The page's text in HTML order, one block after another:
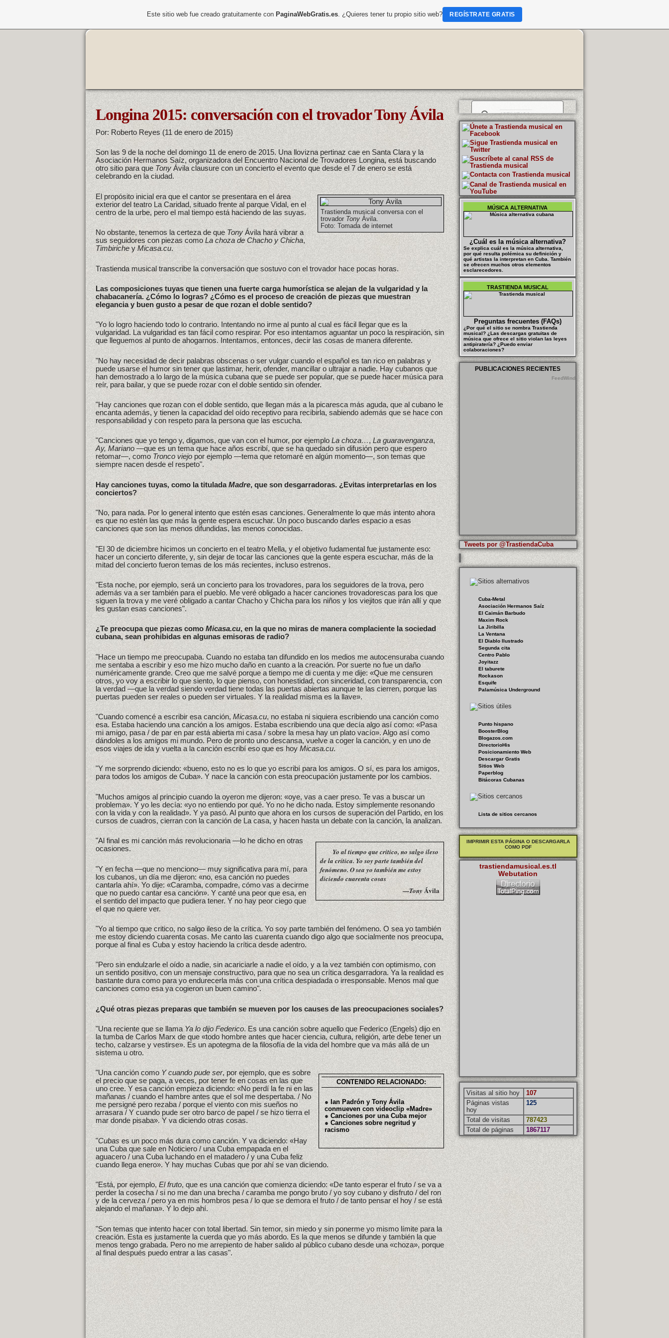
Longina 2015: conversación con el trovador Tony Ávila
Por: Roberto Reyes (11 de enero de 2015)
Son las 9 de la noche del domingo 11 de enero de 2015. Una llovizna pertinaz cae en Santa Clara y la
Asociación Hermanos Saíz, organizadora del Encuentro Nacional de Trovadores Longina, está buscando
otro sitio para queTonyÁvila clausure con un concierto el evento que desde el 7 de enero se está
celebrando en la ciudad.
Trastienda musical conversa con el
trovador Tony Ávila.
Foto: Tomada de internet
El propósito inicial era que el cantor se presentara en el área
exterior del teatro La Caridad, situado frente al parque Vidal, en el
centro de la urbe, pero el mal tiempo está haciendo de las suyas.
No obstante, tenemos la certeza de queTonyÁvila hará vibrar a
sus seguidores con piezas comoLa choza de Chacho y Chicha,
Timbiriche yMicasa.cu.
Trastienda musical transcribe la conversación que sostuvo con el trovador hace pocas horas.
Las composiciones tuyas que tienen una fuerte carga humorística se alejan de la vulgaridad y la
chabacanería. ¿Cómo lo logras? ¿Cómo es el proceso de creación de piezas que muestran
elegancia y buen gusto a pesar de que rozan el doble sentido?
"Yo lo logro haciendo todo lo contrario. Intentando no irme al punto al cual es fácil llegar que es la
vulgaridad. La vulgaridad es tan fácil como respirar. Por eso intentamos aguantar un poco la respiración, sin
que lleguemos al punto de ahogarnos. Intentamos, entonces, decir las cosas de manera diferente.
"No hay necesidad de decir palabras obscenas o ser vulgar cuando el español es tan rico en palabras y
puede usarse el humor sin tener que lastimar, herir, ofender, mancillar o ultrajar a nadie. Hay cubanos que
han demostrado a lo largo de la música cubana que se puede ser popular, que se puede hacer música para
reír, para bailar, y que se puede rozar con el doble sentido sin ofender.
"Hay canciones que rozan con el doble sentido, que llegan más a la picaresca más aguda, que al cubano le
encanta además, y tienen la capacidad del oído receptivo para recibirla, sabiendo además que se hace con
responsabilidad y con respeto para la persona que las escucha.
"Canciones que yo tengo y, digamos, que van con el humor, por ejemploLa choza…,La guaravenganza,
Ay, Mariano —que es un tema que hace años escribí, que se ha quedado sin difusión pero que espero
retomar—, comoTronco viejopor ejemplo —tema que retomaré en algún momento—, son temas que
siempre nacen desde el respeto".
Hay canciones tuyas, como la tituladaMadre, que son desgarradoras. ¿Evitas interpretarlas en los
conciertos?
"No, para nada. Por lo general intento que estén esas canciones. Generalmente lo que más intento ahora
es que no estén las que más la gente espera escuchar. Un poco buscando darles espacio a esas
canciones que son las menos difundidas, las menos conocidas.
"El 30 de diciembre hicimos un concierto en el teatro Mella, y el objetivo fudamental fue justamente eso:
hacer un concierto diferente, y, sin dejar de tocar las canciones que la gente espera escuchar, más de la
mitad del concierto fueron temas de los más recientes, incluso estrenos.
"Esta noche, por ejemplo, será un concierto para los trovadores, para los seguidores de la trova, pero
además va a ser también para el pueblo. Me veré obligado a hacer canciones trovadorescas para los que
siguen la trova y me veré obligado a cantar Chacho y Chicha para los niños y los viejitos que irán allí y que
les gustan esas canciones".
¿Te preocupa que piezas comoMicasa.cu, en la que no miras de manera complaciente la sociedad
cubana, sean prohibidas en algunas emisoras de radio?
"Hace un tiempo me preocupaba. Cuando no estaba tan difundido en los medios me autocensuraba cuando
me sentaba a escribir y eso me hizo mucho daño en cuanto a la creación. Por suerte no fue un daño
numéricamente grande. Creo que me salvé porque a tiempo me di cuenta y me dije: «Que me censuren
otros, yo voy a escribir lo que siento, lo que pienso, con honestidad, con sinceridad, con transparencia, con
la verdad —que la verdad siendo verdad tiene todas las puertas abiertas aunque te las cierren, porque las
puertas pueden ser reales o pueden ser virtuales. Y la realidad misma es la llave».
"Cuando comencé a escribir esa canción, Micasa.cu, no estaba ni siquiera escribiendo una canción como
esa. Estaba haciendo una canción a los amigos. Estaba escribiendo una que decía algo así como: «Pasa
mi amigo, pasa / de par en par está abierta mi casa / sobre la mesa hay un plato vacío». Algo así como
dándoles a los amigos mi mundo. Pero de pronto uno descansa, vuelve a coger la canción, y en uno de
esos viajes de ida y vuelta a la canción escribí eso que es hoyMicasa.cu.
"Y me sorprendo diciendo: «bueno, esto no es lo que yo escribí para los amigos. O sí, es para los amigos,
para todos los amigos de Cuba». Y nace la canción con esta preocupación justamente por los cambios.
"Muchos amigos al principio cuando la oyeron me dijeron: «oye, vas a caer preso. Te vas a buscar un
problema». Y yo les decía: «yo no entiendo por qué. Yo no he dicho nada. Estoy simplemente resonando
con la vida y con la realidad». Y ya pasó. Al punto que ahora en los cursos de superación del Partido, en los
cursos de cuadros, cierran con la canción de La casa, y hacen hasta un debate con la canción, la analizan.
Yo al tiempo que critico, no salgo ileso
de la crítica. Yo soy parte también del
fenómeno. O sea yo también me estoy
diciendo cuarenta cosas
—TonyÁvila
"Al final es mi canción más revolucionaria —lo he dicho en otras
ocasiones.
"Y en fecha —que no menciono— muy significativa para mí, para
los cubanos, un día me dijeron: «no, esa canción no puedes
cantarla ahí». Yo dije: «Caramba, compadre, cómo vas a decirme
que no puedo cantar esa canción». Y canté una peor que esa, en
el sentido del impacto que pudiera tener. Y no hay peor ciego que
el que no quiere ver.
"Yo al tiempo que critico, no salgo ileso de la crítica. Yo soy parte también del fenómeno. O sea yo también
me estoy diciendo cuarenta cosas. Me canto las cuarenta cuando digo algo que socialmente nos preocupa,
porque al final es Cuba y estoy haciendo la crítica desde adentro.
"Pero sin endulzarle el oído a nadie, sin acariciarle a nadie el oído, y a la vez también con optimismo, con
un sentido positivo, con un mensaje constructivo, para que no sea un crítica desgarradora. Ya la realidad es
bastante dura como para yo endurecerla más con una crítica despiadada o irresponsable. Menos mal que
canciones como esa ya cogieron un buen camino".
¿Qué otras piezas preparas que también se mueven por los causes de las preocupaciones sociales?
"Una reciente que se llamaYa lo dijo Federico. Es una canción sobre aquello que Federico (Engels) dijo en
la tumba de Carlos Marx de que «todo hombre antes que hacer ciencia, cultura, religión, arte debe tener un
techo, calzarse y vestirse». Es un apotegma de la filosofía de la vida del hombre que va más allá de un
sistema u otro.
CONTENIDO RELACIONADO:
●Ian Padrón y Tony Ávila
conmueven con videoclip «Madre»
● Canciones por una Cuba mejor
●Canciones sobre negritud y
racismo
"Una canción comoY cuando pude ser, por ejemplo, que es sobre
el precio que se paga, a veces, por tener fe en cosas en las que
uno cree. Y esa canción empieza diciendo: «No perdí la fe ni en las
mañanas / cuando el hambre antes que el sol me despertaba. / No
me persigné pero rezaba / porque el viento con mis sueños no
arrasara / Y cuando pude ser otro barco de papel / se hizo tierra el
mar donde pisaba». Y va diciendo otras cosas.
"Cubases un poco más dura como canción. Y va diciendo: «Hay
una Cuba que sale en Noticiero / una Cuba empapada en el
aguacero / una Cuba luchando en el matadero / y una Cuba feliz
cuando llega enero». Y hay muchas Cubas que por ahí se van diciendo.
"Está, por ejemplo, El fruto, que es una canción que comienza diciendo: «De tanto esperar el fruto / se va a
perder la cosecha / si no me dan una brecha / caramba me pongo bruto / yo soy cubano y disfruto / del ron
y de la cerveza / pero ya en mis hombros pesa / lo que se demora el fruto / de tanto pensar el hoy / se está
alejando el mañana». Y lo dejo ahí.
"Son temas que intento hacer con total libertad. Sin temor, sin miedo y sin ponerme yo mismo límite para la
creación. Esta es justamente la cuerda que yo más abordo. Es la que menos se difunde y también la que
menos tengo grabada. Pero no me arrepiento de haber salido al público cubano desde una «choza», porque
al final después puedo entrar a las casas".
MÚSICA ALTERNATIVA
¿Cuál es la música alternativa?
Se explica cuál es la música alternativa,
por qué resulta polémica su definición y
qué artistas la interpretan en Cuba. También
se ofrecen muchos otros elementos
esclarecedores.
TRASTIENDA MUSICAL
Preguntas frecuentes (FAQs)
¿Por qué el sitio se nombra Trastienda
musical? ¿Las descargas gratuitas de
música que ofrece el sitio violan las leyes
antipiratería? ¿Puedo enviar
colaboraciones?
PUBLICACIONES RECIENTES
FeedWind
Tweets por @TrastiendaCuba
Cuba-Metal
Asociación Hermanos Saíz
El Caimán Barbudo
Maxim Rock
La Jiribilla
La Ventana
El Diablo Ilustrado
Segunda cita
Centro Pablo
Joyitazz
El taburete
Rockason
Esquife
Palamúsica Underground
Punto hispano
BoosterBlog
Blogazos.com
DirectorioHis
Posicionamiento Web
Descargar Gratis
Sitios Web
Paperblog
Bitácoras Cubanas
Lista de sitios cercanos
IMPRIMIR ESTA PÁGINA O DESCARGARLA
COMO PDF
trastiendamusical.es.tl
Webutation
Visitas al sitio hoy
107
Páginas vistas
hoy
125
Total de visitas
787423
Total de páginas
1867117
Este sitio web fue creado gratuitamente con PaginaWebGratis.es. ¿Quieres tener tu propio sitio web? REGÍSTRATE GRATIS